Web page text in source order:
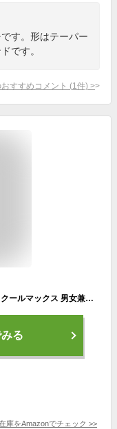
す。形はテーパー
です。
すすめコメント (1 件) >
（ロングサイズ）１０個セット リストバンド クールマックス 男女兼用 カラーリストバンド 日本製 国産 汗止め 吸汗速乾 抗菌防臭 コットン素材 スポーツ用 通気性あり 伸縮性あり 男女兼用 手首バンド 汗止めバンド 無地 吸汗性抜群 抗菌防臭 パイル応援アイテム 野球 テニス ヨガ バスケ
る
庫をAmazonでチェック >>